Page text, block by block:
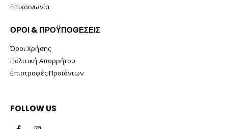
Επικοινωνία
ΟΡΟΙ & ΠΡΟΫΠΟΘΕΣΕΙΣ
Όροι Χρήσης
Πολιτική Απορρήτου
Επιστροφές Προϊόντων
FOLLOW US